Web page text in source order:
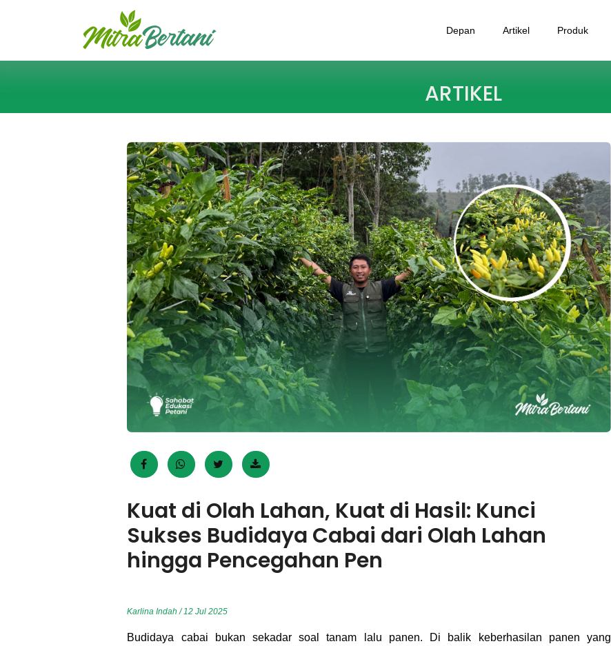
Depan Artikel Produk
ARTIKEL
Kuat di Olah Lahan, Kuat di Hasil: Kunci
Sukses Budidaya Cabai dari Olah Lahan
hingga Pencegahan Pen
Karlina Indah / 12 Jul 2025
Budidaya cabai bukan sekadar soal tanam lalu panen. Di balik keberhasilan panen yang